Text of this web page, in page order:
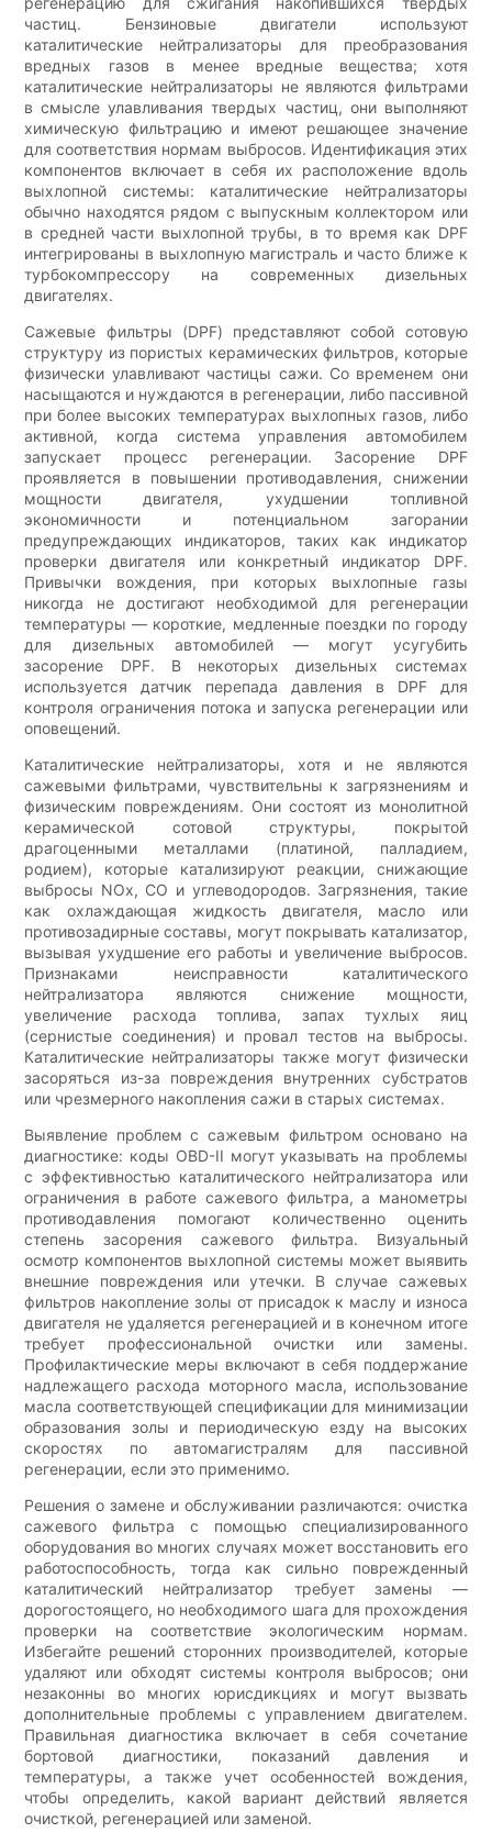
частиц. Бензиновые двигатели используют
каталитические нейтрализаторы для преобразования
вредных газов в менее вредные вещества; хотя
каталитические нейтрализаторы не являются фильтрами
в смысле улавливания твердых частиц, они выполняют
химическую фильтрацию и имеют решающее значение
для соответствия нормам выбросов. Идентификация этих
компонентов включает в себя их расположение вдоль
выхлопной системы: каталитические нейтрализаторы
обычно находятся рядом с выпускным коллектором или
в средней части выхлопной трубы, в то время как DPF
интегрированы в выхлопную магистраль и часто ближе к
турбокомпрессору на современных дизельных
двигателях.
Сажевые фильтры (DPF) представляют собой сотовую
структуру из пористых керамических фильтров, которые
физически улавливают частицы сажи. Со временем они
насыщаются и нуждаются в регенерации, либо пассивной
при более высоких температурах выхлопных газов, либо
активной, когда система управления автомобилем
запускает процесс регенерации. Засорение DPF
проявляется в повышении противодавления, снижении
мощности двигателя, ухудшении топливной
экономичности и потенциальном загорании
предупреждающих индикаторов, таких как индикатор
проверки двигателя или конкретный индикатор DPF.
Привычки вождения, при которых выхлопные газы
никогда не достигают необходимой для регенерации
температуры — короткие, медленные поездки по городу
для дизельных автомобилей — могут усугубить
засорение DPF. В некоторых дизельных системах
используется датчик перепада давления в DPF для
контроля ограничения потока и запуска регенерации или
оповещений.
Каталитические нейтрализаторы, хотя и не являются
сажевыми фильтрами, чувствительны к загрязнениям и
физическим повреждениям. Они состоят из монолитной
керамической сотовой структуры, покрытой
драгоценными металлами (платиной, палладием,
родием), которые катализируют реакции, снижающие
выбросы NOx, CO и углеводородов. Загрязнения, такие
как охлаждающая жидкость двигателя, масло или
противозадирные составы, могут покрывать катализатор,
вызывая ухудшение его работы и увеличение выбросов.
Признаками неисправности каталитического
нейтрализатора являются снижение мощности,
увеличение расхода топлива, запах тухлых яиц
(сернистые соединения) и провал тестов на выбросы.
Каталитические нейтрализаторы также могут физически
засоряться из-за повреждения внутренних субстратов
или чрезмерного накопления сажи в старых системах.
Выявление проблем с сажевым фильтром основано на
диагностике: коды OBD-II могут указывать на проблемы
с эффективностью каталитического нейтрализатора или
ограничения в работе сажевого фильтра, а манометры
противодавления помогают количественно оценить
степень засорения сажевого фильтра. Визуальный
осмотр компонентов выхлопной системы может выявить
внешние повреждения или утечки. В случае сажевых
фильтров накопление золы от присадок к маслу и износа
двигателя не удаляется регенерацией и в конечном итоге
требует профессиональной очистки или замены.
Профилактические меры включают в себя поддержание
надлежащего расхода моторного масла, использование
масла соответствующей спецификации для минимизации
образования золы и периодическую езду на высоких
скоростях по автомагистралям для пассивной
регенерации, если это применимо.
Решения о замене и обслуживании различаются: очистка
сажевого фильтра с помощью специализированного
оборудования во многих случаях может восстановить его
работоспособность, тогда как сильно поврежденный
каталитический нейтрализатор требует замены —
дорогостоящего, но необходимого шага для прохождения
проверки на соответствие экологическим нормам.
Избегайте решений сторонних производителей, которые
удаляют или обходят системы контроля выбросов; они
незаконны во многих юрисдикциях и могут вызвать
дополнительные проблемы с управлением двигателем.
Правильная диагностика включает в себя сочетание
бортовой диагностики, показаний давления и
температуры, а также учет особенностей вождения,
чтобы определить, какой вариант действий является
очисткой, регенерацией или заменой.